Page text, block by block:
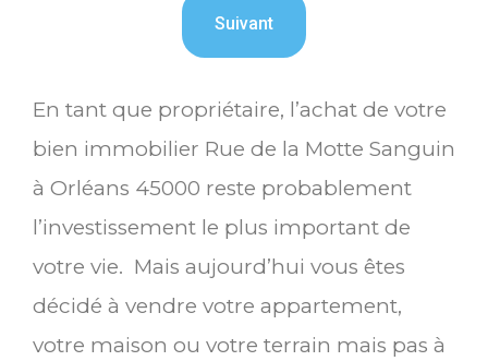
En tant que propriétaire, l’achat de votre
bien immobilier Rue de la Motte Sanguin
à Orléans 45000 reste probablement
l’investissement le plus important de
votre vie. Mais aujourd’hui vous êtes
décidé à vendre votre appartement,
votre maison ou votre terrain mais pas à